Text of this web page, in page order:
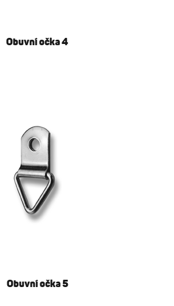
Obuvní očka 4
Obuvní očka 5